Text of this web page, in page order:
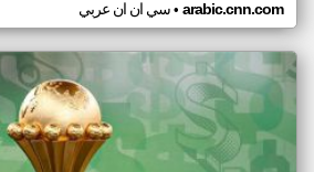
سي ان ان عربي• arabic.cnn.com